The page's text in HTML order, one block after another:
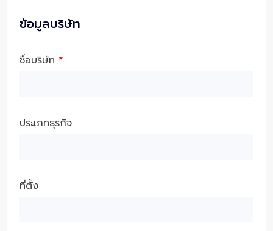
ข้อมูลบริษัท
ชื่อบริษัท *
ประเภทธุรกิจ
ที่ตั้ง